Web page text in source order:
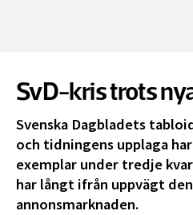
SvD-kris trots
Svenska Dagbladets
och tidningens upplaga
exemplar under tredje
har långt ifrån uppvägt
annonsmarknaden.